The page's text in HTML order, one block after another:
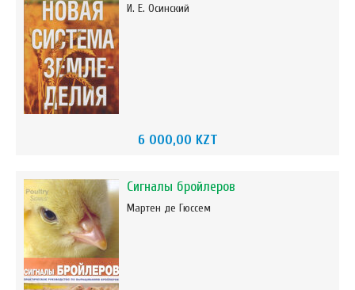
И. Е. Осинский
6 000,00 KZT
Сигналы бройлеров
Мартен де Гюссем